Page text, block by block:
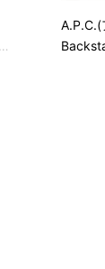
A.P.C.(